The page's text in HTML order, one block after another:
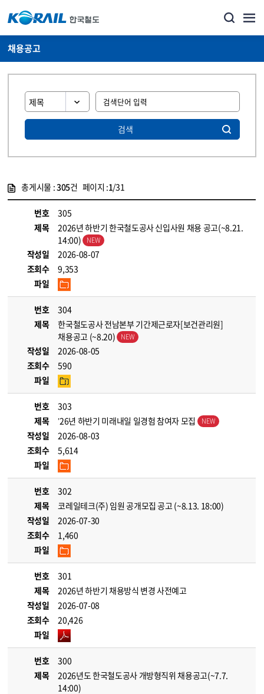
채용공고
검색
총게시물 :305건 페이지 :1/31
번호
305
제목
2026년 하반기 한국철도공사 신입사원 채용 공고(~8.21.
14:00)
작성일
2026-08-07
조회수
9,353
파일
번호
304
제목
한국철도공사 전남본부 기간제근로자[보건관리원]
채용공고 (~8.20)
작성일
2026-08-05
조회수
590
파일
번호
303
제목
’26년 하반기 미래내일 일경험 참여자 모집
작성일
2026-08-03
조회수
5,614
파일
번호
302
제목
코레일테크(주) 임원 공개모집 공고 (~8.13. 18:00)
작성일
2026-07-30
조회수
1,460
파일
번호
301
제목
2026년 하반기 채용방식 변경 사전예고
작성일
2026-07-08
조회수
20,426
파일
번호
300
제목
2026년도 한국철도공사 개방형직위 채용공고(~7.7.
14:00)